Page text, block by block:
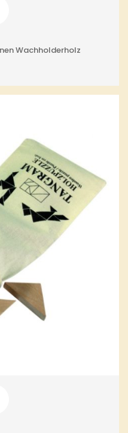
Wachholderholz